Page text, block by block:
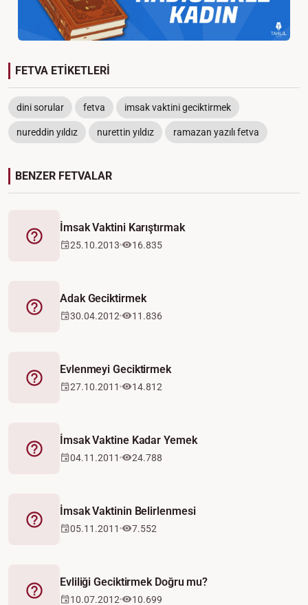
FETVA ETİKETLERİ
dini sorular fetva imsak vaktini geciktirmek
nureddin yıldız nurettin yıldız ramazan yazılı fetva
BENZER FETVALAR
Fetva
İmsak Vaktini Karıştırmak
25.10.2013 16.835
Fetva
Adak Geciktirmek
30.04.2012 11.836
Fetva
Evlenmeyi Geciktirmek
27.10.2011 14.812
Fetva
İmsak Vaktine Kadar Yemek
04.11.2011 24.788
Fetva
İmsak Vaktinin Belirlenmesi
05.11.2011 7.552
Fetva
Evliliği Geciktirmek Doğru mu?
10.07.2012 10.699